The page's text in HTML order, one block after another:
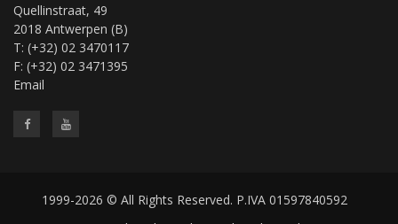
Quellinstraat, 49
2018 Antwerpen (B)
T: (+32) 02 3470117
F: (+32) 02 3471395
Email
1999-2026 © All Rights Reserved. P.IVA 01597840592